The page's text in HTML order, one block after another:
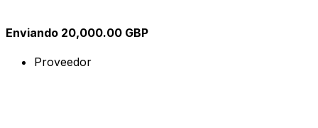
Enviando 20,000.00 GBP
Proveedor